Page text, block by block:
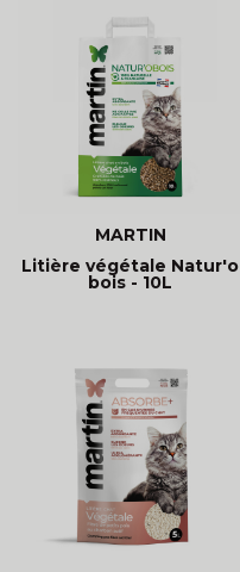
MARTIN
Litière végétale Natur'o
bois - 10L